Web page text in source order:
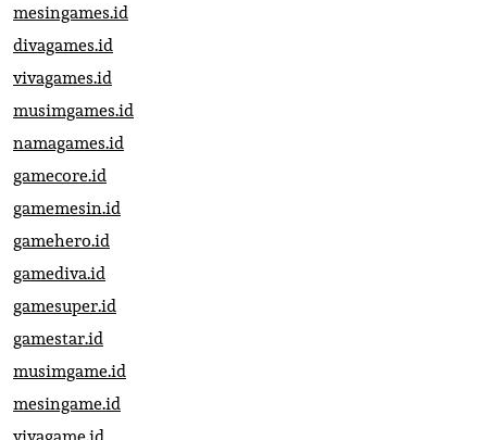
mesingames.id
divagames.id
vivagames.id
musimgames.id
namagames.id
gamecore.id
gamemesin.id
gamehero.id
gamediva.id
gamesuper.id
gamestar.id
musimgame.id
mesingame.id